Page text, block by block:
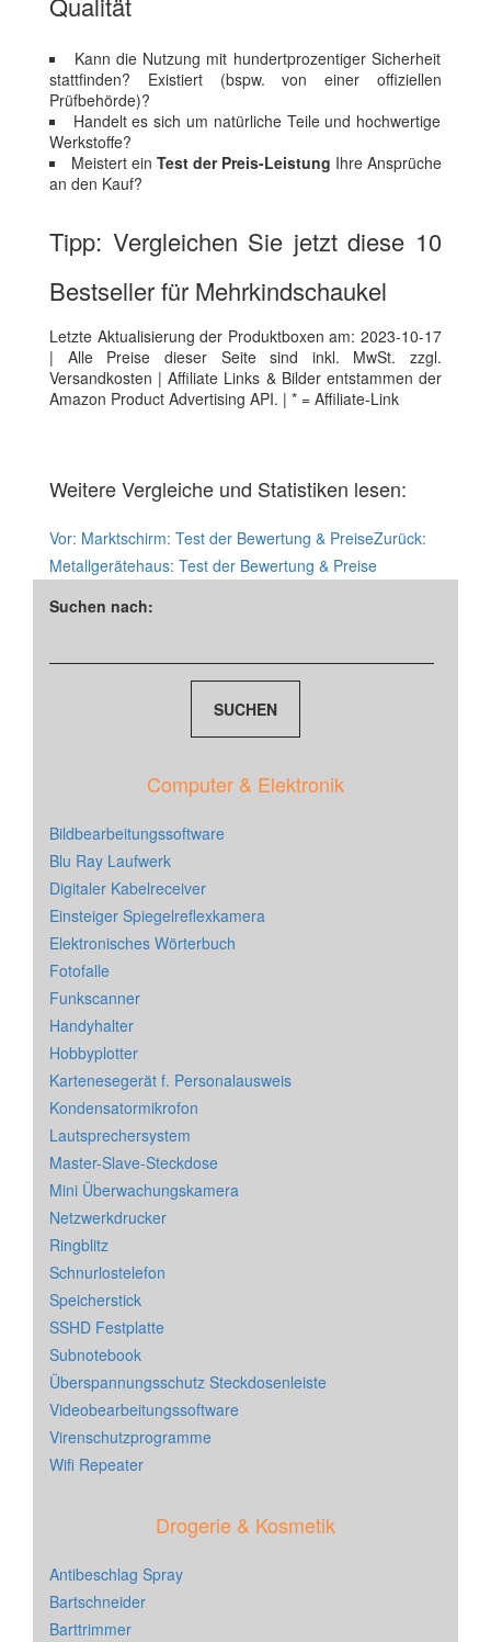
Kann die Nutzung mit hundertprozentiger Sicherheit
stattfinden? Existiert (bspw. von einer offiziellen
Prüfbehörde)?
Handelt es sich um natürliche Teile und hochwertige
Werkstoffe?
Meistert ein Test der Preis-Leistung Ihre Ansprüche
an den Kauf?
Tipp: Vergleichen Sie jetzt diese 10
Bestseller für Mehrkindschaukel
Letzte Aktualisierung der Produktboxen am: 2023-10-17
| Alle Preise dieser Seite sind inkl. MwSt. zzgl.
Versandkosten | Affiliate Links & Bilder entstammen der
Amazon Product Advertising API. | * = Affiliate-Link
Weitere Vergleiche und Statistiken lesen:
Vor: Marktschirm: Test der Bewertung & PreiseZurück:
Metallgerätehaus: Test der Bewertung & Preise
Suchen nach:
Computer & Elektronik
Bildbearbeitungssoftware
Blu Ray Laufwerk
Digitaler Kabelreceiver
Einsteiger Spiegelreflexkamera
Elektronisches Wörterbuch
Fotofalle
Funkscanner
Handyhalter
Hobbyplotter
Kartenesegerät f. Personalausweis
Kondensatormikrofon
Lautsprechersystem
Master-Slave-Steckdose
Mini Überwachungskamera
Netzwerkdrucker
Ringblitz
Schnurlostelefon
Speicherstick
SSHD Festplatte
Subnotebook
Überspannungsschutz Steckdosenleiste
Videobearbeitungssoftware
Virenschutzprogramme
Wifi Repeater
Drogerie & Kosmetik
Antibeschlag Spray
Bartschneider
Barttrimmer